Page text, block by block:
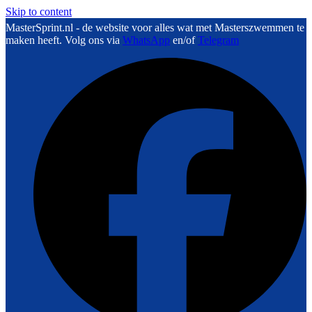
Skip to content
MasterSprint.nl - de website voor alles wat met Masterszwemmen te
maken heeft. Volg ons via WhatsApp en/ofTelegram